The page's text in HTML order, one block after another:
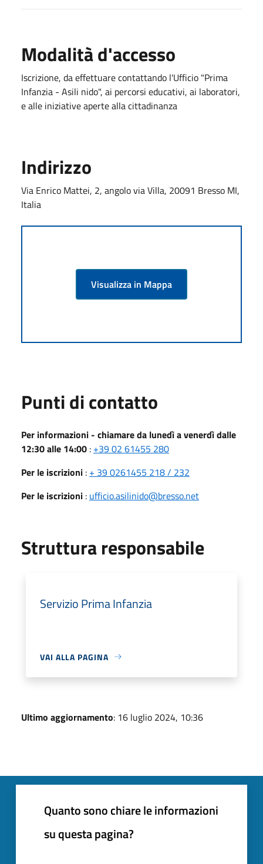
Modalità d'accesso
Iscrizione, da effettuare contattando l'Ufficio "Prima
Infanzia - Asili nido", ai percorsi educativi, ai laboratori,
e alle iniziative aperte alla cittadinanza
Indirizzo
Via Enrico Mattei, 2, angolo via Villa, 20091 Bresso MI,
Italia
Visualizza in Mappa
Punti di contatto
Per informazioni - chiamare da lunedì a venerdì dalle
12:30 alle 14:00 : +39 02 61455 280
Per le iscrizioni : + 39 0261455 218 / 232
Per le iscrizioni : ufficio.asilinido@bresso.net
Struttura responsabile
Servizio Prima Infanzia
VAI ALLA PAGINA
Ultimo aggiornamento: 16 luglio 2024, 10:36
Quanto sono chiare le informazioni
su questa pagina?